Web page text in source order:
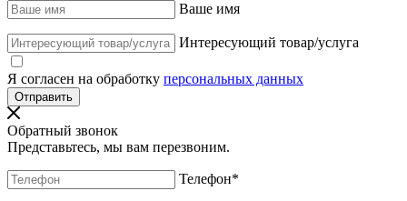
Ваше имя
Интересующий товар/услуга
Я согласен на обработку персональных данных
Обратный звонок
Представьтесь, мы вам перезвоним.
Телефон*